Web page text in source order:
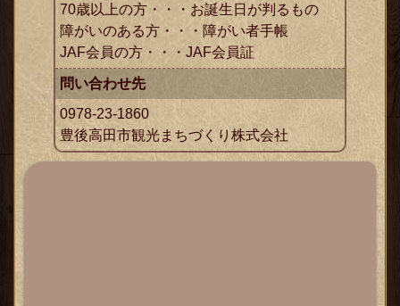
70歳以上の方・・・お誕生日が判るもの
障がいのある方・・・障がい者手帳
JAF会員の方・・・JAF会員証
問い合わせ先
0978-23-1860
豊後高田市観光まちづくり株式会社